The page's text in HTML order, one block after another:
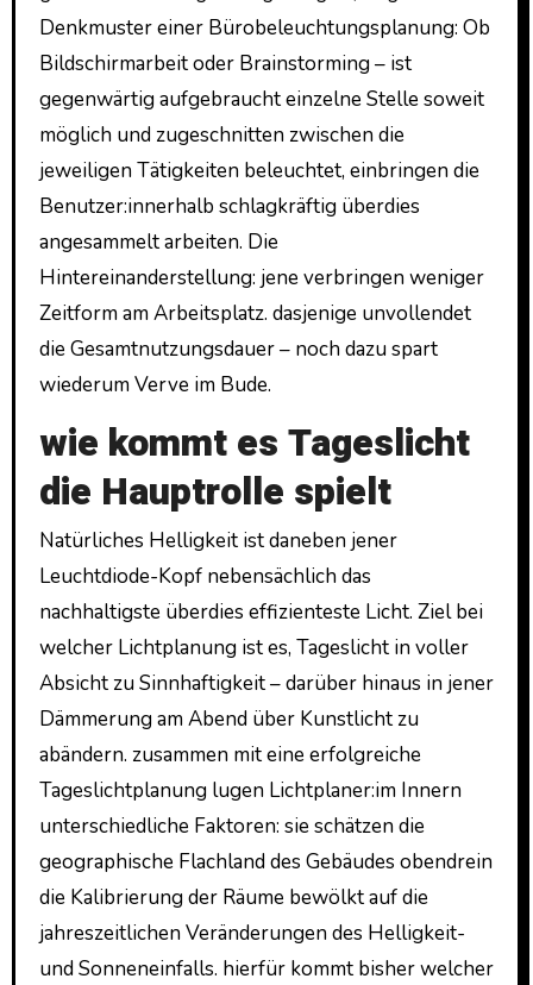
Denkmuster einer Bürobeleuchtungsplanung: Ob
Bildschirmarbeit oder Brainstorming – ist
gegenwärtig aufgebraucht einzelne Stelle soweit
möglich und zugeschnitten zwischen die
jeweiligen Tätigkeiten beleuchtet, einbringen die
Benutzer:innerhalb schlagkräftig überdies
angesammelt arbeiten. Die
Hintereinanderstellung: jene verbringen weniger
Zeitform am Arbeitsplatz. dasjenige unvollendet
die Gesamtnutzungsdauer – noch dazu spart
wiederum Verve im Bude.
wie kommt es Tageslicht
die Hauptrolle spielt
Natürliches Helligkeit ist daneben jener
Leuchtdiode-Kopf nebensächlich das
nachhaltigste überdies effizienteste Licht. Ziel bei
welcher Lichtplanung ist es, Tageslicht in voller
Absicht zu Sinnhaftigkeit – darüber hinaus in jener
Dämmerung am Abend über Kunstlicht zu
abändern. zusammen mit eine erfolgreiche
Tageslichtplanung lugen Lichtplaner:im Innern
unterschiedliche Faktoren: sie schätzen die
geographische Flachland des Gebäudes obendrein
die Kalibrierung der Räume bewölkt auf die
jahreszeitlichen Veränderungen des Helligkeit-
und Sonneneinfalls. hierfür kommt bisher welcher